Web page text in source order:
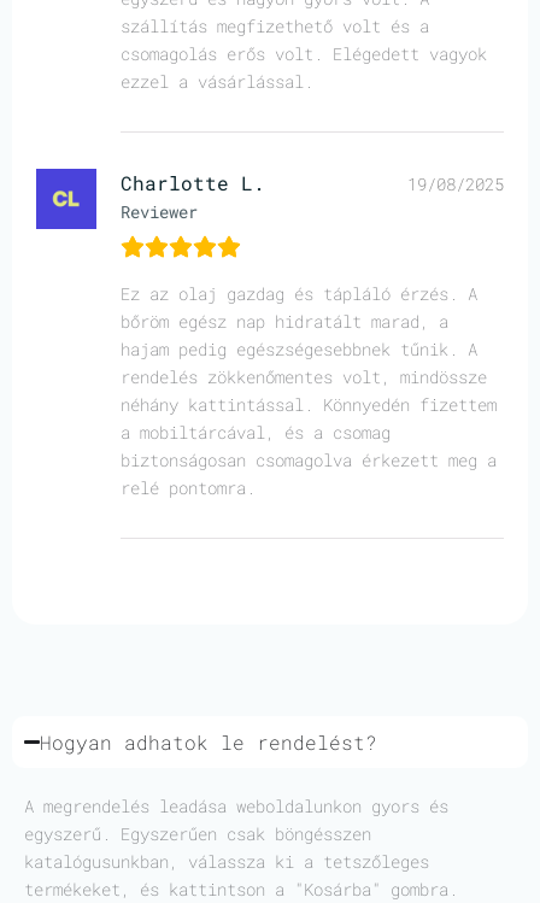
szállítás megfizethető volt és a
csomagolás erős volt. Elégedett vagyok
ezzel a vásárlással.
Charlotte L.
Reviewer
19/08/2025
Ez az olaj gazdag és tápláló érzés. A
bőröm egész nap hidratált marad, a
hajam pedig egészségesebbnek tűnik. A
rendelés zökkenőmentes volt, mindössze
néhány kattintással. Könnyedén fizettem
a mobiltárcával, és a csomag
biztonságosan csomagolva érkezett meg a
relé pontomra.
Hogyan adhatok le rendelést?
A megrendelés leadása weboldalunkon gyors és
egyszerű. Egyszerűen csak böngésszen
katalógusunkban, válassza ki a tetszőleges
termékeket, és kattintson a "Kosárba" gombra.